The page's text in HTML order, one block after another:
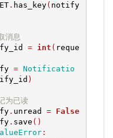
. has_key( notify
消息
= int ( reque
= Notificatio
)
为已读
. unread =
False
. save ()
: